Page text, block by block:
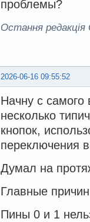
      }
    }
проблемы?
Остання редакція
2026-06-16 09:55:52
Начну с самого
несколько
кнопок,
переключения
Думал на
Главные
Пины 0 и 1